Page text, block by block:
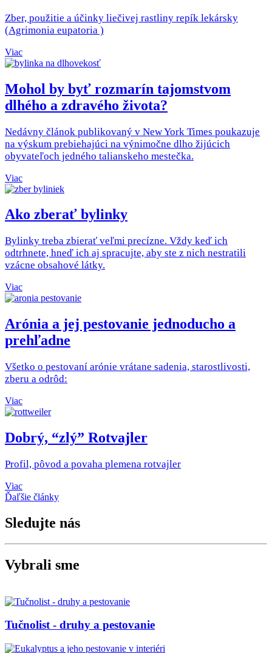
Zber, použitie a účinky liečivej rastliny repík lekársky
(Agrimonia eupatoria )
Viac
Mohol by byť rozmarín tajomstvom
dlhého a zdravého života?
Nedávny článok publikovaný v New York Times poukazuje
na výskum prebiehajúci na výnimočne dlho žijúcich
obyvateľoch jedného talianskeho mestečka.
Viac
Ako zberať bylinky
Bylinky treba zbierať veľmi precízne. Vždy keď ich
odtrhnete, hneď ich aj spracujte, aby ste z nich nestratili
vzácne obsahové látky.
Viac
Arónia a jej pestovanie jednoducho a
prehľadne
Všetko o pestovaní arónie vrátane sadenia, starostlivosti,
zberu a odrôd:
Viac
Dobrý, “zlý” Rotvajler
Profil, pôvod a povaha plemena rotvajler
Viac
Ďaľšie články
Sledujte nás
Vybrali sme
Tučnolist - druhy a pestovanie